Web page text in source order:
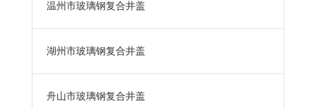
温州市玻璃钢复合井盖
湖州市玻璃钢复合井盖
舟山市玻璃钢复合井盖